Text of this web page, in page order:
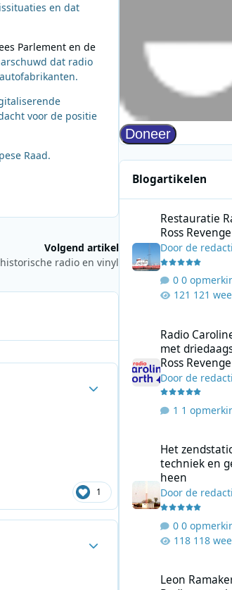
en dat
Parlement en de
dat radio
voor de positie
Raad.
Volgend artikel
radio en vinyl
Author stats
1
Blogartikelen
Restauratie
Ross
Door de
0
121
Radio
met
Ross Revenge
Door de
1
Het
techniek en
heen
Door de
0
118
Leon